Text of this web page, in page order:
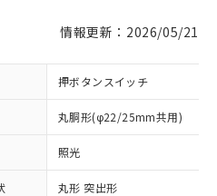
情報更新：2026/05/21
押ボタンスイッチ
丸胴形(φ22/25mm共用)
照光
丸形 突出形